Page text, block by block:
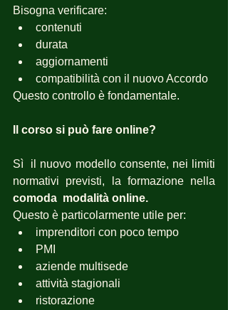
Bisogna verificare:
contenuti
durata
aggiornamenti
compatibilità con il nuovo Accordo
Questo controllo è fondamentale.
Il corso si può fare online?
Sì  il nuovo modello consente, nei limiti
comoda  modalità online.
Questo è particolarmente utile per:
imprenditori con poco tempo
PMI
aziende multisede
attività stagionali
ristorazione